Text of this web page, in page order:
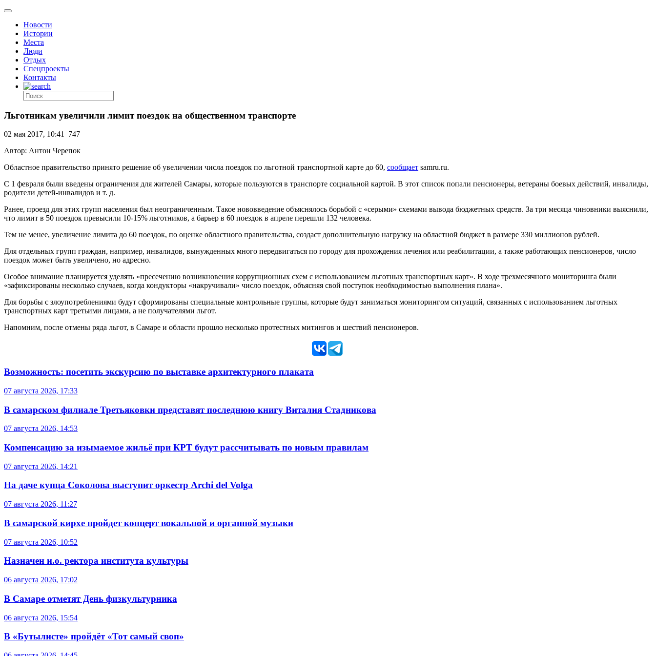
Новости
Истории
Места
Люди
Отдых
Спецпроекты
Контакты
Льготникам увеличили лимит поездок на общественном транспорте
02 мая 2017, 10:41 747
Автор: Антон Черепок
Областное правительство принято решение об увеличении числа поездок по льготной транспортной карте до 60, сообщает samru.ru.
С 1 февраля были введены ограничения для жителей Самары, которые пользуются в транспорте социальной картой. В этот список попали пенсионеры, ветераны боевых действий, инвалиды,
родители детей-инвалидов и т. д.
Ранее, проезд для этих групп населения был неограниченным. Такое нововведение объяснялось борьбой с «серыми» схемами вывода бюджетных средств. За три месяца чиновники выяснили,
что лимит в 50 поездок превысили 10-15% льготников, а барьер в 60 поездок в апреле перешли 132 человека.
Тем не менее, увеличение лимита до 60 поездок, по оценке областного правительства, создаст дополнительную нагрузку на областной бюджет в размере 330 миллионов рублей.
Для отдельных групп граждан, например, инвалидов, вынужденных много передвигаться по городу для прохождения лечения или реабилитации, а также работающих пенсионеров, число
поездок может быть увеличено, но адресно.
Особое внимание планируется уделять «пресечению возникновения коррупционных схем с использованием льготных транспортных карт». В ходе трехмесячного мониторинга были
«зафиксированы несколько случаев, когда кондукторы «накручивали» число поездок, объясняя свой поступок необходимостью выполнения плана».
Для борьбы с злоупотреблениями будут сформированы специальные контрольные группы, которые будут заниматься мониторингом ситуаций, связанных с использованием льготных
транспортных карт третьими лицами, а не получателями льгот.
Напомним, после отмены ряда льгот, в Самаре и области прошло несколько протестных митингов и шествий пенсионеров.
Возможность: посетить экскурсию по выставке архитектурного плаката
07 августа 2026, 17:33
В самарском филиале Третьяковки представят последнюю книгу Виталия Стадникова
07 августа 2026, 14:53
Компенсацию за изымаемое жильё при КРТ будут рассчитывать по новым правилам
07 августа 2026, 14:21
На даче купца Соколова выступит оркестр Archi del Volga
07 августа 2026, 11:27
В самарской кирхе пройдет концерт вокальной и органной музыки
07 августа 2026, 10:52
Назначен и.о. ректора института культуры
06 августа 2026, 17:02
В Самаре отметят День физкультурника
06 августа 2026, 15:54
В «Бутылисте» пройдёт «Тот самый своп»